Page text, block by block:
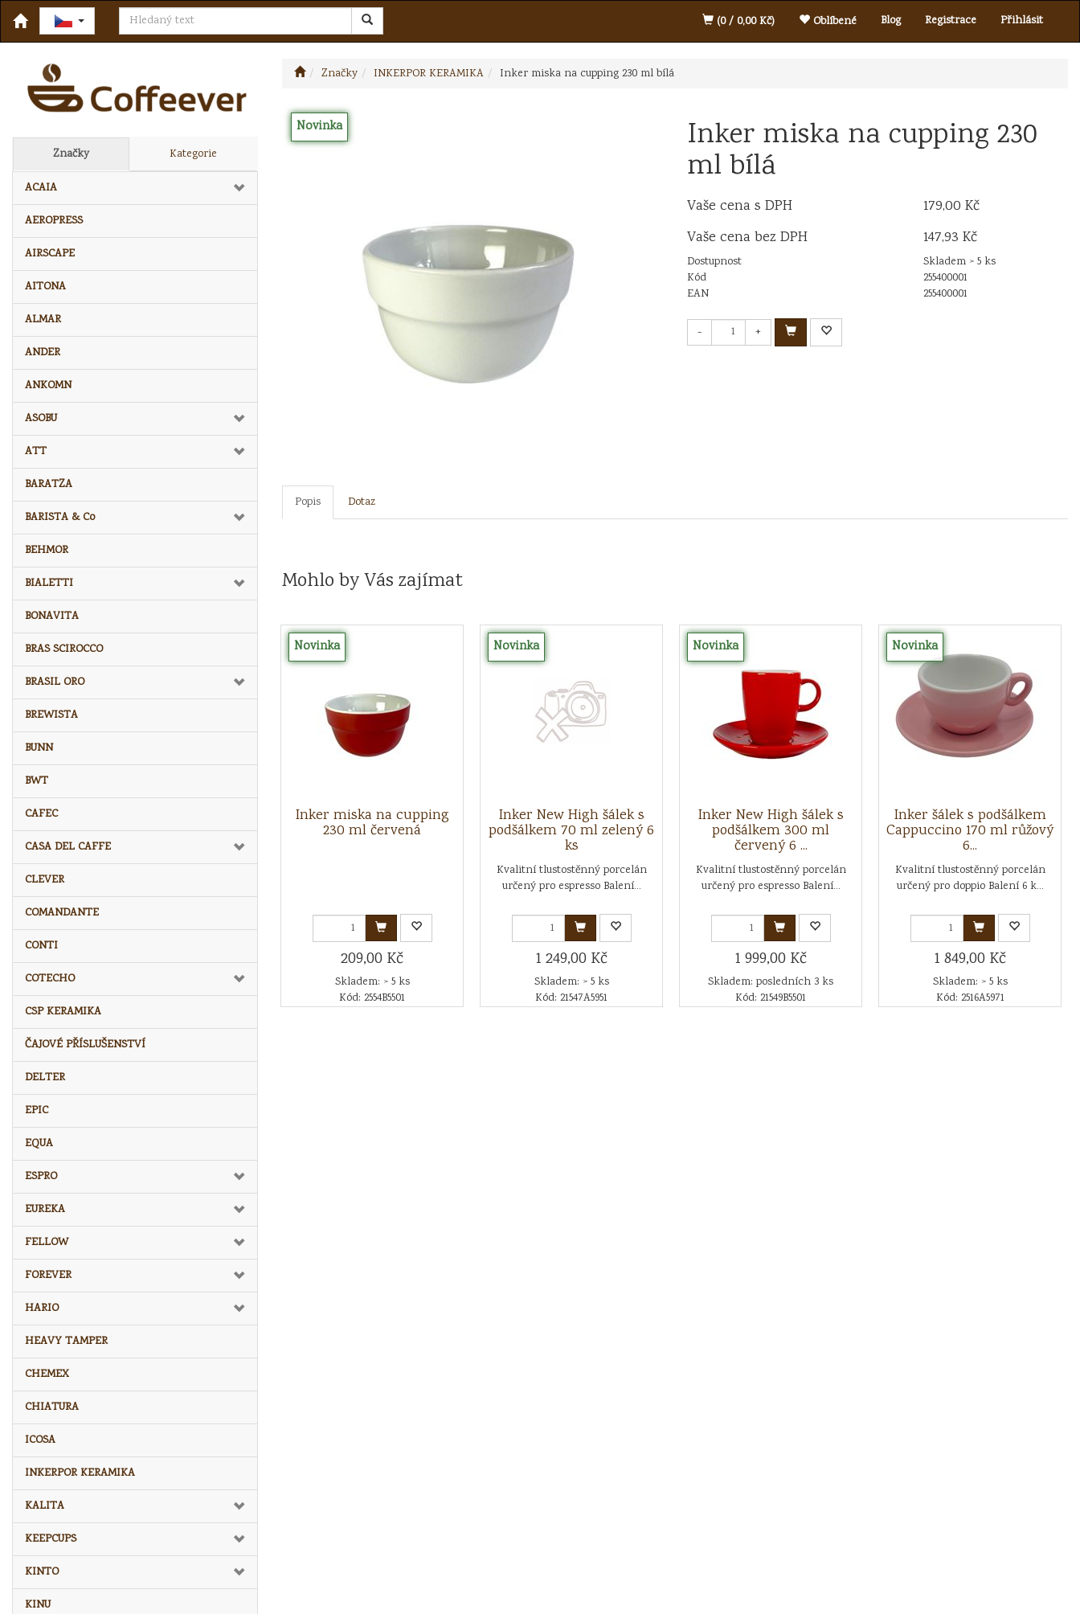
Blog Registrace Přihlásit
(0 / 0,00 Kč) Oblíbené
Značky Kategorie
ACAIA
AEROPRESS
AIRSCAPE
AITONA
ALMAR
ANDER
ANKOMN
ASOBU
ATT
BARATZA
BARISTA & Co
BEHMOR
BIALETTI
BONAVITA
BRAS SCIROCCO
BRASIL ORO
BREWISTA
BUNN
BWT
CAFEC
CASA DEL CAFFE
CLEVER
COMANDANTE
CONTI
COTECHO
CSP KERAMIKA
ČAJOVÉ PŘÍSLUŠENSTVÍ
DELTER
EPIC
EQUA
ESPRO
EUREKA
FELLOW
FOREVER
HARIO
HEAVY TAMPER
CHEMEX
CHIATURA
ICOSA
INKERPOR KERAMIKA
KALITA
KEEPCUPS
KINTO
KINU
Značky INKERPOR KERAMIKA Inker miska na cupping 230 ml bílá
Novinka Inker miska na cupping 230
ml bílá
Vaše cena s DPH
179,00 Kč
Vaše cena bez DPH
147,93 Kč
Dostupnost
Skladem > 5 ks
Kód
255400001
EAN
255400001
- +
Popis Dotaz
Mohlo by Vás zajímat
Novinka
Inker miska na cupping
230 ml červená
209,00 Kč
Skladem: > 5 ks
Kód: 2554B5501
Novinka
Inker New High šálek s
podšálkem 70 ml zelený 6
ks
Kvalitní tlustostěnný porcelán
určený pro espresso Balení...
1 249,00 Kč
Skladem: > 5 ks
Kód: 21547A5951
Novinka
Inker New High šálek s
podšálkem 300 ml
červený 6 ...
Kvalitní tlustostěnný porcelán
určený pro espresso Balení...
1 999,00 Kč
Skladem: posledních 3 ks
Kód: 21549B5501
Novinka
Inker šálek s podšálkem
Cappuccino 170 ml růžový
6...
Kvalitní tlustostěnný porcelán
určený pro doppio Balení 6 k...
1 849,00 Kč
Skladem: > 5 ks
Kód: 2516A5971